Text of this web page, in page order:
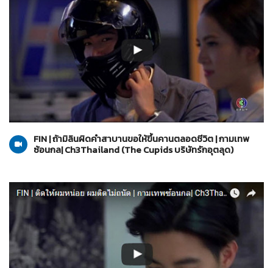
06-06-2560
The Cupids บริษัทรักอุตลุด
FIN | ถ้ามิลินผิดคำสาบานขอให้ขึ้นคานตลอดชีวิต | กามเทพ
ซ้อนกล| Ch3Thailand (The Cupids บริษัทรักอุตลุด)